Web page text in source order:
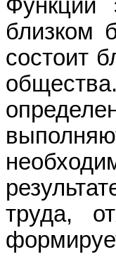
Функции
близком
состоит
труда,